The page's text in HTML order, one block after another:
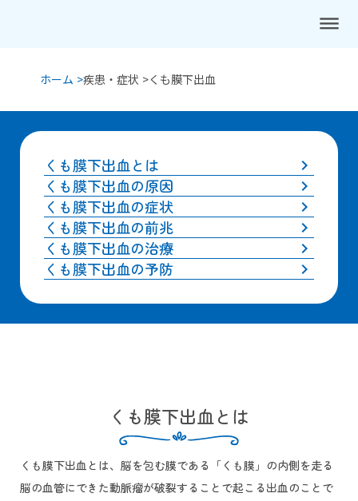
dehaze
ホーム >疾患・症状 >くも膜下出血
くも膜下出血とは keyboard_arrow_right
くも膜下出血の原因 keyboard_arrow_right
くも膜下出血の症状 keyboard_arrow_right
くも膜下出血の前兆 keyboard_arrow_right
くも膜下出血の治療 keyboard_arrow_right
くも膜下出血の予防 keyboard_arrow_right
くも膜下出血とは
くも膜下出血とは、脳を包む膜である「くも膜」の内側を走る
脳の血管にできた動脈瘤が破裂することで起こる出血のことで